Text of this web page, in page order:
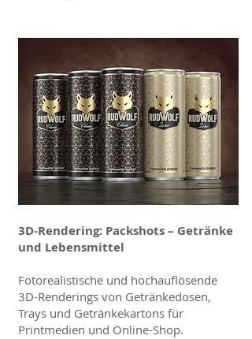
3D-Rendering: Packshots – Getränke
und Lebensmittel
Fotorealistische und hochauflösende
3D-Renderings von Getränkedosen,
Trays und Getränkekartons für
Printmedien und Online-Shop.